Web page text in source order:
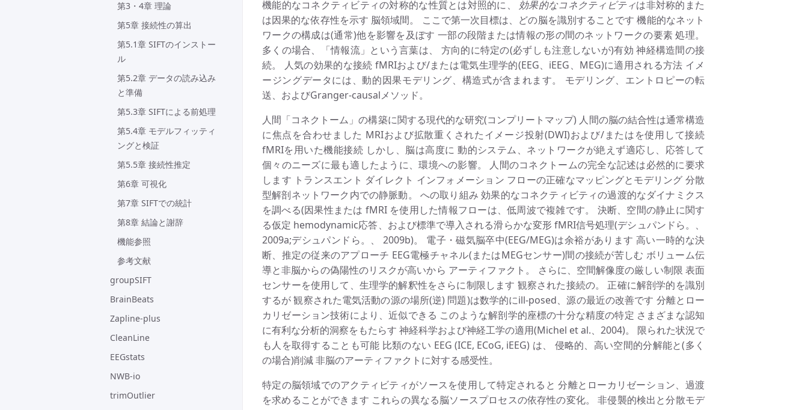
第3・4章 理論
第5章 接続性の算出
第5.1章 SIFTのインストー
ル
第5.2章 データの読み込み
と準備
第5.3章 SIFTによる前処理
第5.4章 モデルフィッティ
ングと検証
第5.5章 接続性推定
第6章 可視化
第7章 SIFTでの統計
第8章 結論と謝辞
機能参照
参考文献
groupSIFT
BrainBeats
Zapline-plus
CleanLine
EEGstats
NWB-io
trimOutlier
機能的なコネクティビティの対称的な性質とは対照的に、 効果的なコネクティビティは非対称的また
は因果的な依存性を示す 脳領域間。 ここで第一次目標は、どの脳を識別することです 機能的なネット
ワークの構成は(通常)他を影響を及ぼす 一部の段階または情報の形の間のネットワークの要素 処理。
多くの場合、「情報流」という言葉は、 方向的に特定の(必ずしも注意しないが)有効 神経構造間の接
続。 人気の効果的な接続 fMRIおよび/または電気生理学的(EEG、iEEG、MEG)に適用される方法 イメ
ージングデータには、動的因果モデリング、構造式が含まれます。 モデリング、エントロピーの転
送、およびGranger-causalメソッド。
人間「コネクトーム」の構築に関する現代的な研究(コンプリートマップ) 人間の脳の結合性は通常構造
に焦点を合わせました MRIおよび拡散重くされたイメージ投射(DWI)および/またはを使用して接続
fMRIを用いた機能接続 しかし、脳は高度に 動的システム、ネットワークが絶えず適応し、応答して
個々のニーズに最も適したように、環境への影響。 人間のコネクトームの完全な記述は必然的に要求
します トランスエント ダイレクト インフォメーション フローの正確なマッピングとモデリング 分散
型解剖ネットワーク内での静脈動。 への取り組み 効果的なコネクティビティの過渡的なダイナミクス
を調べる(因果性または fMRI を使用した情報フローは、低周波で複雑です。 決断、空間の静止に関す
る仮定 hemodynamic応答、および標準で導入される滑らかな変形 fMRI信号処理(デシュパンドら。、
2009a;デシュパンドら。、 2009b)。 電子・磁気脳卒中(EEG/MEG)は余裕があります 高い一時的な決
断、推定の従来のアプローチ EEG電極チャネル(またはMEGセンサー)間の接続が苦しむ ボリューム伝
導と非脳からの偽陽性のリスクが高いから アーティファクト。 さらに、空間解像度の厳しい制限 表面
センサーを使用して、生理学的解釈性をさらに制限します 観察された接続の。 正確に解剖学的を識別
するが 観察された電気活動の源の場所(逆) 問題)は数学的にill-posed、源の最近の改善です 分離とロー
カリゼーション技術により、近似できる このような解剖学的座標の十分な精度の特定 さまざまな認知
に有利な分析的洞察をもたらす 神経科学および神経工学の適用(Michel et al.、2004)。 限られた状況で
も人を取得することも可能 比類のない EEG (ICE, ECoG, iEEG) は、 侵略的、高い空間的分解能と(多く
の場合)削減 非脳のアーティファクトに対する感受性。
特定の脳領域でのアクティビティがソースを使用して特定されると 分離とローカリゼーション、過渡
を求めることができます これらの異なる脳ソースプロセスの依存性の変化。 非侵襲的検出と分散モデ